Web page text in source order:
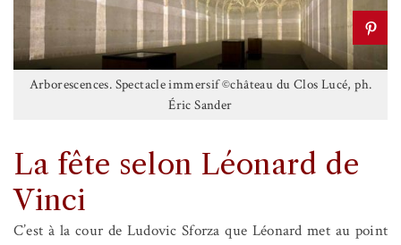
Arborescences. Spectacle immersif ©château du Clos Lucé, ph.
Éric Sander
La fête selon Léonard de
Vinci
C’est à la cour de Ludovic Sforza que Léonard met au point